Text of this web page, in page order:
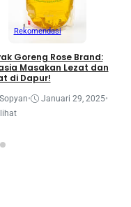
Rekomendasi
Goreng Rose Brand:
Masakan Lezat dan
di Dapur!
• Januari 29, 2025•